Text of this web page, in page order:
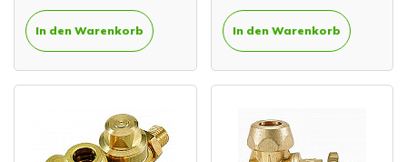
In den Warenkorb In den Warenkorb